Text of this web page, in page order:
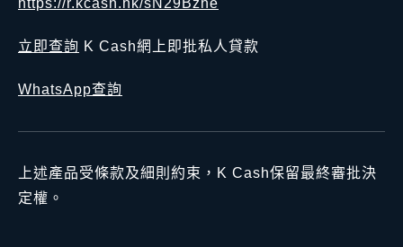
https://r.kcash.hk/sN29Bzhe
立即查詢 K Cash網上即批私人貸款
WhatsApp查詢
上述產品受條款及細則約束，K Cash保留最終審批決
定權。